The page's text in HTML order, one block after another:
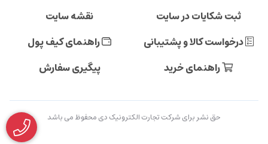
ثبت شکایات در سایت
نقشه سایت
درخواست کالا و پشتیبانی
راهنمای کیف پول
راهنمای خرید
پیگیری سفارش
حق نشر برای شرکت تجارت الکترونیک دی محفوظ می باشد